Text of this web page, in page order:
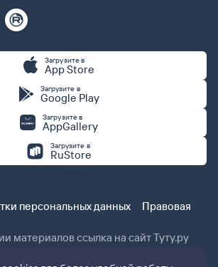
Загрузите в
App Store
Загрузите в
Google Play
Загрузите в
AppGallery
Загрузите в
RuStore
персональных данных
Правовая
материалов ссылка на сайт Туту.ру